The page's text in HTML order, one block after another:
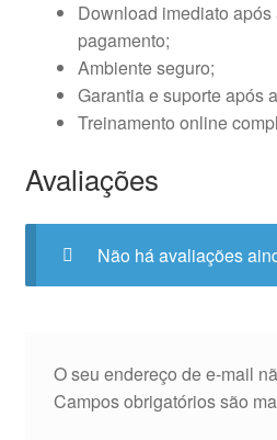
Download imediato
pagamento;
Ambiente seguro;
Garantia e suporte após
Treinamento online
Avaliações
Não há avaliações
O seu endereço de e-mail
Campos obrigatórios são